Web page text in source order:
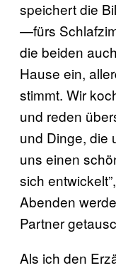
speichert die
—fürs
die beiden
Hause ein,
stimmt. Wir
und reden
und Dinge, die
uns einen
sich
Abenden
Partner
Als ich den